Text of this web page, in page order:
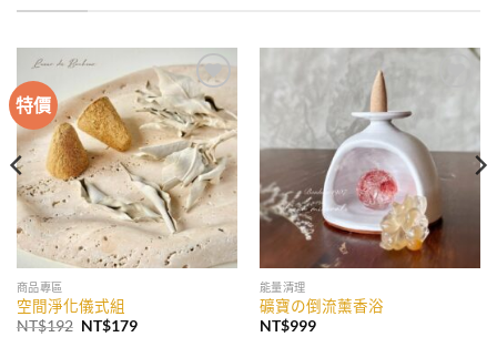
特價
加入
收藏
商品專區
空間淨化儀式組
NT$192 原
NT$179目
收藏
能量清理
礦寶の倒流薰香浴
NT$999